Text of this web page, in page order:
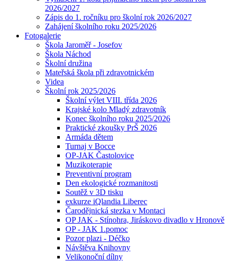
2026/2027
Zápis do 1. ročníku pro školní rok 2026/2027
Zahájení školního roku 2025/2026
Fotogalerie
Škola Jaroměř - Josefov
Škola Náchod
Školní družina
Mateřská škola při zdravotnickém
Videa
Školní rok 2025/2026
Školní výlet VIII. třída 2026
Krajské kolo Mladý zdravotník
Konec školního roku 2025/2026
Praktické zkoušky PrŠ 2026
Armáda dětem
Turnaj v Bocce
OP-JAK Častolovice
Muzikoterapie
Preventivní program
Den ekologické rozmanitosti
Soutěž v 3D tisku
exkurze iQlandia Liberec
Čarodějnická stezka v Montaci
OP JAK - Stínohra, Jiráskovo divadlo v Hronově
OP - JAK 1.pomoc
Pozor plazi - Déčko
Návštěva Knihovny
Velikonoční dílny